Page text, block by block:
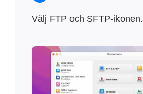
Välj FTP och SFTP-ikonen.